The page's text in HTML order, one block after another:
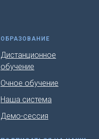
ОБРАЗОВАНИЕ
Дистанционное
обучение
Очное обучение
Наша система
Демо-сессия